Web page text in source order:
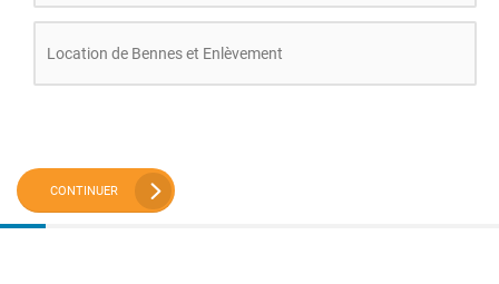
Location de Bennes et Enlèvement
CONTINUER